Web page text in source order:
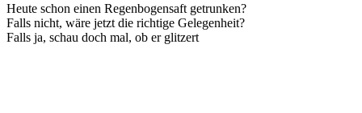
Heute schon einen Regenbogensaft getrunken?
Falls nicht, wäre jetzt die richtige Gelegenheit?
Falls ja, schau doch mal, ob er glitzert